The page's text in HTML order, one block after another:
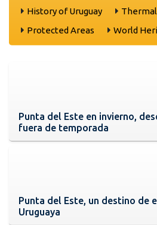
History of Uruguay
Protected Areas
World
Punta del Este en invierno,
fuera de temporada
Punta del Este, un destino de
Uruguaya